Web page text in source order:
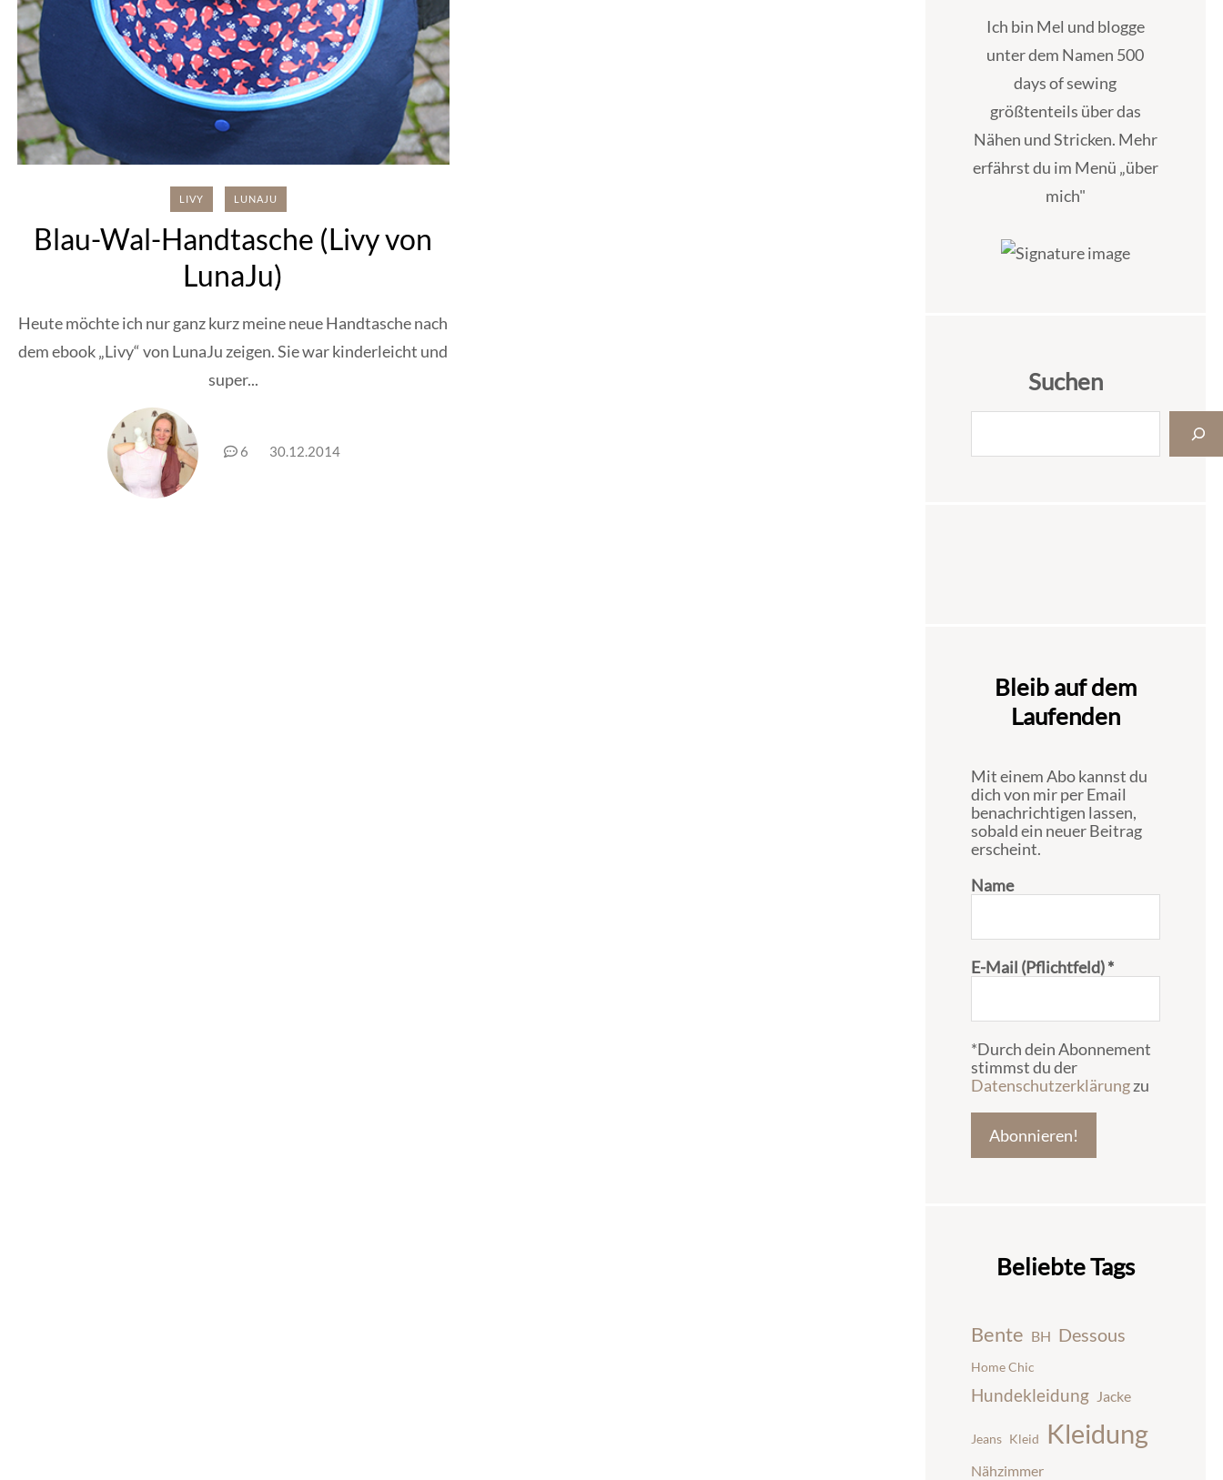
LIVY LUNAJU
Blau-Wal-Handtasche (Livy von
LunaJu)
Heute möchte ich nur ganz kurz meine neue Handtasche nach
dem ebook „Livy“ von LunaJu zeigen. Sie war kinderleicht und
super...
6 30.12.2014
Ich bin Mel und blogge
unter dem Namen 500
days of sewing
größtenteils über das
Nähen und Stricken. Mehr
erfährst du im Menü „über
mich"
Suchen
Bleib auf dem
Laufenden
Mit einem Abo kannst du
dich von mir per Email
benachrichtigen lassen,
sobald ein neuer Beitrag
erscheint.
Name
E-Mail (Pflichtfeld)*
*Durch dein Abonnement
stimmst du der
Datenschutzerklärungzu
Beliebte Tags
Bente BH Dessous
Home Chic
Hundekleidung Jacke
Jeans Kleid Kleidung
Nähzimmer